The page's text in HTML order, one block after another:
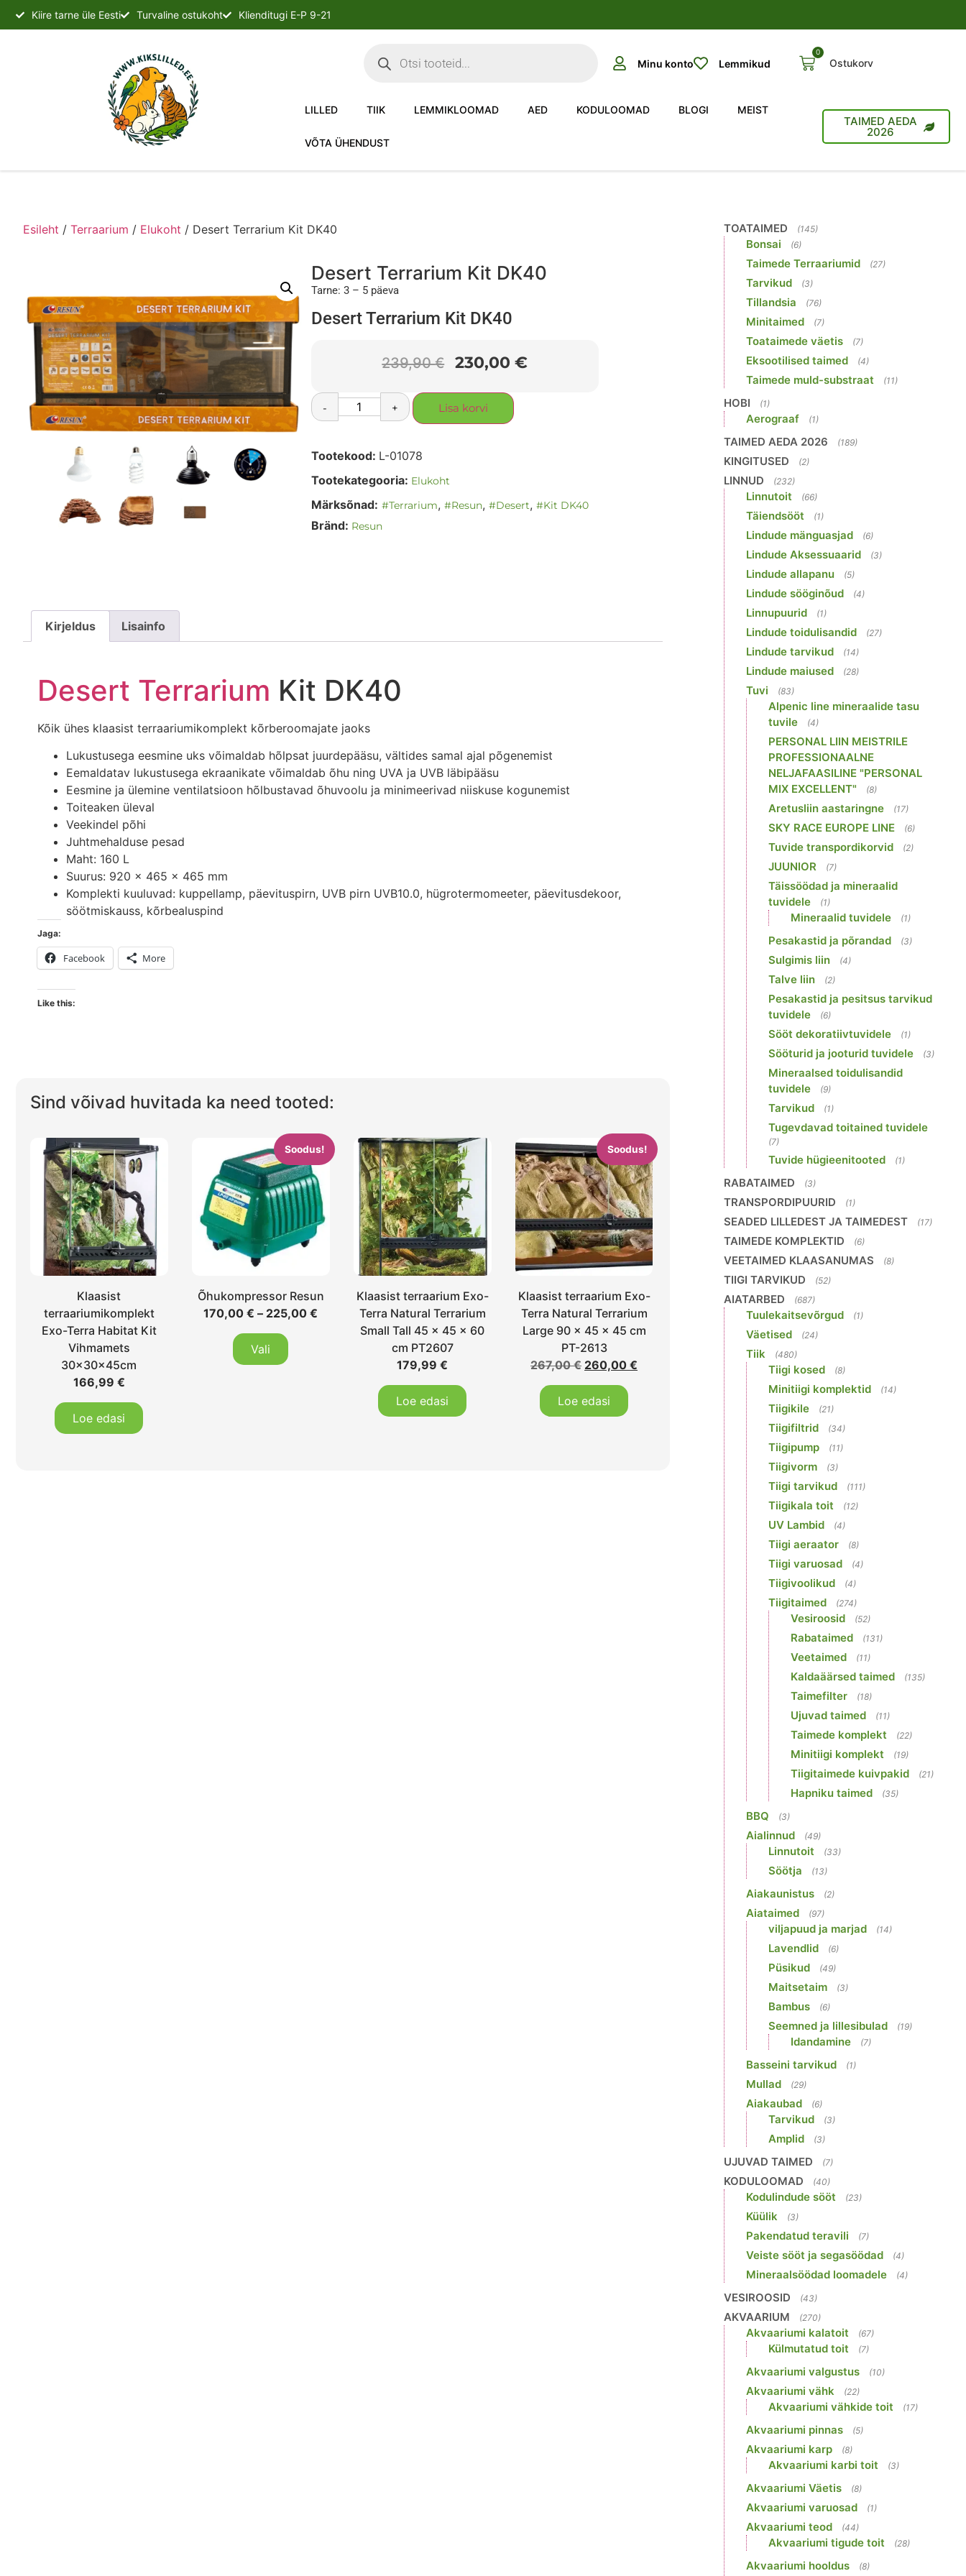
Kiire tarne üle Eesti Turvaline ostukoht Klienditugi E-P 9-21
Minu konto Lemmikud
0
Ostukorv
LILLED TIIK LEMMIKLOOMAD AED KODULOOMAD BLOGI MEIST
VÕTA ÜHENDUST
TAIMED AEDA
2026
Esileht / Terraarium / Elukoht / Desert Terrarium Kit DK40
Desert Terrarium Kit DK40
Tarne: 3 – 5 päeva
Desert Terrarium Kit DK40
239,90€ 230,00€
- + Lisa korvi
Tootekood: L-01078
Tootekategooria: Elukoht
Märksõnad: #Terrarium, #Resun, #Desert, #Kit DK40
Bränd: Resun
Kirjeldus Lisainfo
Desert Terrarium Kit DK40
Kõik ühes klaasist terraariumikomplekt kõrberoomajate jaoks
Lukustusega eesmine uks võimaldab hõlpsat juurdepääsu, vältides samal ajal põgenemist
Eemaldatav lukustusega ekraanikate võimaldab õhu ning UVA ja UVB läbipääsu
Eesmine ja ülemine ventilatsioon hõlbustavad õhuvoolu ja minimeerivad niiskuse kogunemist
Toiteaken üleval
Veekindel põhi
Juhtmehalduse pesad
Maht: 160 L
Suurus: 920 x 465 x 465 mm
Komplekti kuuluvad: kuppellamp, päevituspirn, UVB pirn UVB10.0, hügrotermomeeter, päevitusdekoor,
söötmiskauss, kõrbealuspind
Jaga:
Facebook More
Like this:
Sind võivad huvitada ka need tooted:
Klaasist
terraariumikomplekt
Exo-Terra Habitat Kit
Vihmamets
30x30x45cm
166,99 €
Loe edasi
Soodus!
Õhukompressor Resun
170,00€ – 225,00€
Vali
Klaasist terraarium Exo-
Terra Natural Terrarium
Small Tall 45 x 45 x 60
cm PT2607
179,99€
Loe edasi
Soodus!
Klaasist terraarium Exo-
Terra Natural Terrarium
Large 90 x 45 x 45 cm
PT-2613
267,00€ 260,00€
Loe edasi
TOATAIMED (145)
Bonsai (6)
Taimede Terraariumid (27)
Tarvikud (3)
Tillandsia (76)
Minitaimed (7)
Toataimede väetis (7)
Eksootilised taimed (4)
Taimede muld-substraat (11)
HOBI (1)
Aerograaf (1)
TAIMED AEDA 2026 (189)
KINGITUSED (2)
LINNUD (232)
Linnutoit (66)
Täiendsööt (1)
Lindude mänguasjad (6)
Lindude Aksessuaarid (3)
Lindude allapanu (5)
Lindude sööginõud (4)
Linnupuurid (1)
Lindude toidulisandid (27)
Lindude tarvikud (14)
Lindude maiused (28)
Tuvi (83)
Alpenic line mineraalide tasu
tuvile
(4)
PERSONAL LIIN MEISTRILE
PROFESSIONAALNE
NELJAFAASILINE "PERSONAL
MIX EXCELLENT"
(8)
Aretusliin aastaringne (17)
SKY RACE EUROPE LINE (6)
Tuvide transpordikorvid (2)
JUUNIOR (7)
Täissöödad ja mineraalid
tuvidele
(1)
Mineraalid tuvidele (1)
Pesakastid ja põrandad (3)
Sulgimis liin (4)
Talve liin (2)
Pesakastid ja pesitsus tarvikud
tuvidele
(6)
Sööt dekoratiivtuvidele (1)
Sööturid ja jooturid tuvidele (3)
Mineraalsed toidulisandid
tuvidele
(9)
Tarvikud (1)
Tugevdavad toitained tuvidele
(7)
Tuvide hügieenitooted (1)
RABATAIMED (3)
TRANSPORDIPUURID (1)
SEADED LILLEDEST JA TAIMEDEST (17)
TAIMEDE KOMPLEKTID (6)
VEETAIMED KLAASANUMAS (8)
TIIGI TARVIKUD (52)
AIATARBED (687)
Tuulekaitsevõrgud (1)
Väetised (24)
Tiik (480)
Tiigi kosed (8)
Minitiigi komplektid (14)
Tiigikile (21)
Tiigifiltrid (34)
Tiigipump (11)
Tiigivorm (3)
Tiigi tarvikud (111)
Tiigikala toit (12)
UV Lambid (4)
Tiigi aeraator (8)
Tiigi varuosad (4)
Tiigivoolikud (4)
Tiigitaimed (274)
Vesiroosid (52)
Rabataimed (131)
Veetaimed (11)
Kaldaäärsed taimed (135)
Taimefilter (18)
Ujuvad taimed (11)
Taimede komplekt (22)
Minitiigi komplekt (19)
Tiigitaimede kuivpakid (21)
Hapniku taimed (35)
BBQ (3)
Aialinnud (49)
Linnutoit (33)
Söötja (13)
Aiakaunistus (2)
Aiataimed (97)
viljapuud ja marjad (14)
Lavendlid (6)
Püsikud (49)
Maitsetaim (3)
Bambus (6)
Seemned ja lillesibulad (19)
Idandamine (7)
Basseini tarvikud (1)
Mullad (29)
Aiakaubad (6)
Tarvikud (3)
Amplid (3)
UJUVAD TAIMED (7)
KODULOOMAD (40)
Kodulindude sööt (23)
Küülik (3)
Pakendatud teravili (7)
Veiste sööt ja segasöödad (4)
Mineraalsöödad loomadele (4)
VESIROOSID (43)
AKVAARIUM (270)
Akvaariumi kalatoit (67)
Külmutatud toit (7)
Akvaariumi valgustus (10)
Akvaariumi vähk (22)
Akvaariumi vähkide toit (17)
Akvaariumi pinnas (5)
Akvaariumi karp (8)
Akvaariumi karbi toit (3)
Akvaariumi Väetis (8)
Akvaariumi varuosad (1)
Akvaariumi teod (44)
Akvaariumi tigude toit (28)
Akvaariumi hooldus (8)